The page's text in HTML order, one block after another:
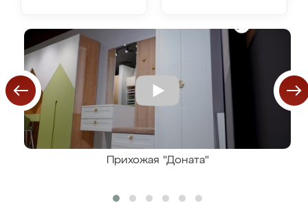
Прихожая "Доната"